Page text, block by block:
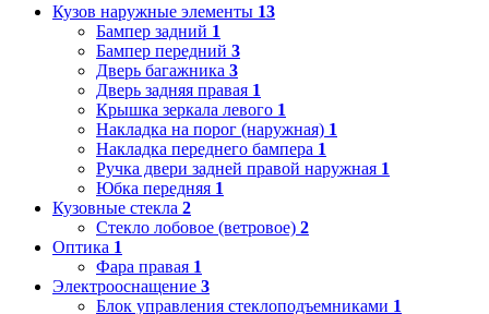
Кузов наружные элементы 13
Бампер задний 1
Бампер передний 3
Дверь багажника 3
Дверь задняя правая 1
Крышка зеркала левого 1
Накладка на порог (наружная) 1
Накладка переднего бампера 1
Ручка двери задней правой наружная 1
Юбка передняя 1
Кузовные стекла 2
Стекло лобовое (ветровое) 2
Оптика 1
Фара правая 1
Электрооснащение 3
Блок управления стеклоподъемниками 1